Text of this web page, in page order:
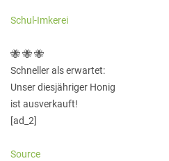
Schul-Imkerei
🐝 🐝 🐝
Schneller als erwartet:
Unser diesjähriger Honig
ist ausverkauft!
[ad_2]
Source